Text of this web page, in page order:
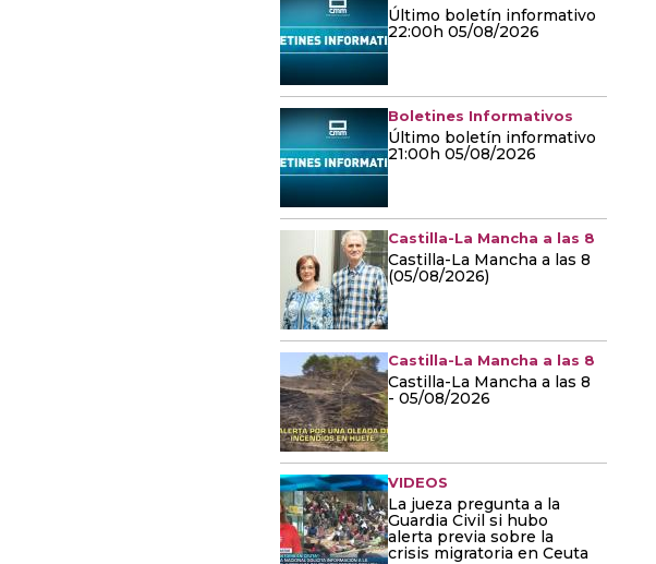
Último boletín informativo
22:00h 05/08/2026
Boletines Informativos
Último boletín informativo
21:00h 05/08/2026
Castilla-La Mancha a las 8
Castilla-La Mancha a las 8
(05/08/2026)
Castilla-La Mancha a las 8
Castilla-La Mancha a las 8
- 05/08/2026
VIDEOS
La jueza pregunta a la
Guardia Civil si hubo
alerta previa sobre la
crisis migratoria en Ceuta